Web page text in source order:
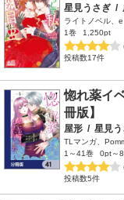
星見うさぎ /
ライトノベル、
1巻
1,250pt
投稿数17件
惚れ薬イ
冊版】
屋形 / 星見
TLマンガ、
1～41巻
0pt～
投稿数5件